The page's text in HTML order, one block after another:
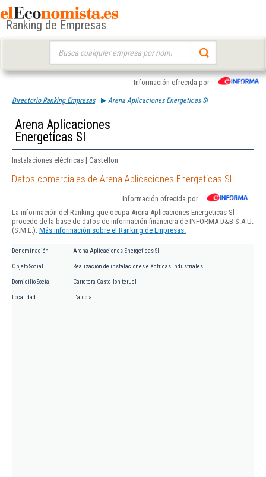
Ranking de Empresas
Información ofrecida por
Directorio Ranking Empresas Arena Aplicaciones Energeticas Sl
Arena Aplicaciones
Energeticas Sl
Instalaciones eléctricas | Castellon
Datos comerciales de Arena Aplicaciones Energeticas Sl
Información ofrecida por
La información del Ranking que ocupa Arena Aplicaciones Energeticas Sl
procede de la base de datos de información financiera de INFORMA D&B S.A.U.
(S.M.E.). Más información sobre el Ranking de Empresas.
Denominación Arena Aplicaciones Energeticas Sl
Objeto Social Realización de instalaciones eléctricas industriales.
Domicilio Social Carretera Castellon-teruel
Localidad L'alcora